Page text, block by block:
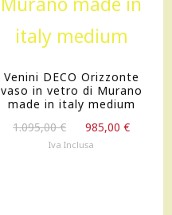
Venini DECO Orizzonte
vaso in vetro di Murano
made in italy medium
1.095,00€
prezzo
985,00€
Iva Inclusa